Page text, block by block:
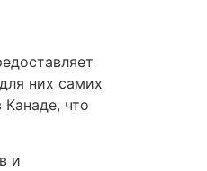
них самих
что
и